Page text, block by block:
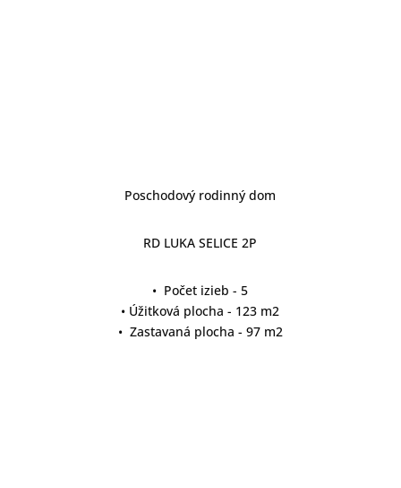
Poschodový rodinný dom
RD LUKA SELICE 2P
• Počet izieb - 5
• Úžitková plocha - 123 m2
• Zastavaná plocha - 97 m2